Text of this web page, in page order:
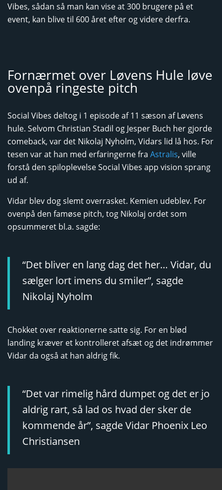
Vibes, sådan så man kan vise at 300 brugere på et
event, kan blive til 600 året efter og videre derfra.
Fornærmet over Løvens Hule løve
ovenpå ringeste pitch
Social Vibes deltog i 1 episode af 11 sæson af Løvens
hule. Selvom Christian Stadil og Jesper Buch her gjorde
comeback, var det Nikolaj Nyholm, Vidars lid lå hos. For
tesen var at han med erfaringerne fra Astralis, ville
forstå den spiloplevelse Social Vibes app vision sprang
ud af.
Vidar blev dog slemt overrasket. Kemien udeblev. For
ovenpå den famøse pitch, tog Nikolaj ordet som
opsummeret bl.a. sagde:
“Det bliver en lang dag det her… Vidar, du
sælger lort imens du smiler”, sagde
Nikolaj Nyholm
Chokket over reaktionerne satte sig. For en blød
landing kræver et kontrolleret afsæt og det indrømmer
Vidar da også at han aldrig fik.
“Det var rimelig hård dumpet og det er jo
aldrig rart, så lad os hvad der sker de
kommende år”, sagde Vidar Phoenix Leo
Christiansen